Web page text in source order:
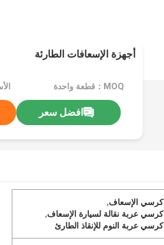
أجهزة الإسعافات الطارئة
MOQ：قطعة واحدة
افضل سعر
كرسي الإسعاف,
كرسي عربة نقالة لسيارة الإسعاف,
كرسي عربة النوم للإنقاذ الطارئ